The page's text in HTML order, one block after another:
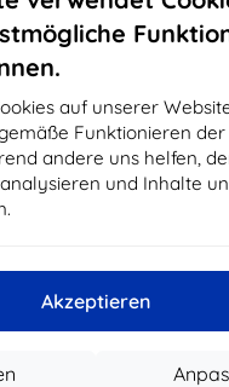
auf unserer
Funktionieren der
andere uns helfen,
und Inhalte
Akzeptieren
Auf Lager > 5 Stk.